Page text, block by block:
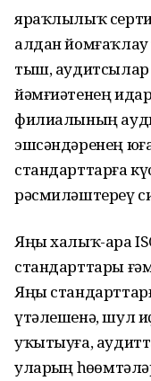
яраҡлылыҡ
алдан
тыш, аудитсылар
йәмғиәтенең
филиалының
эшсәндәренең
стандарттарға
рәсмиләштереү
Яңы халыҡ-ара
стандарттары
Яңы
үтәлешенә, шул
уҡытыуға,
уларҙың